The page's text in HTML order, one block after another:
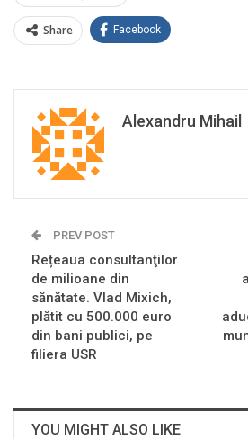
Share Facebook
Alexandru Mihail
PREV POST
Rețeaua consultanţilor
de milioane din
sănătate. Vlad Mixich,
plătit cu 500.000 euro
din bani publici, pe
filiera USR
YOU MIGHT ALSO LIKE